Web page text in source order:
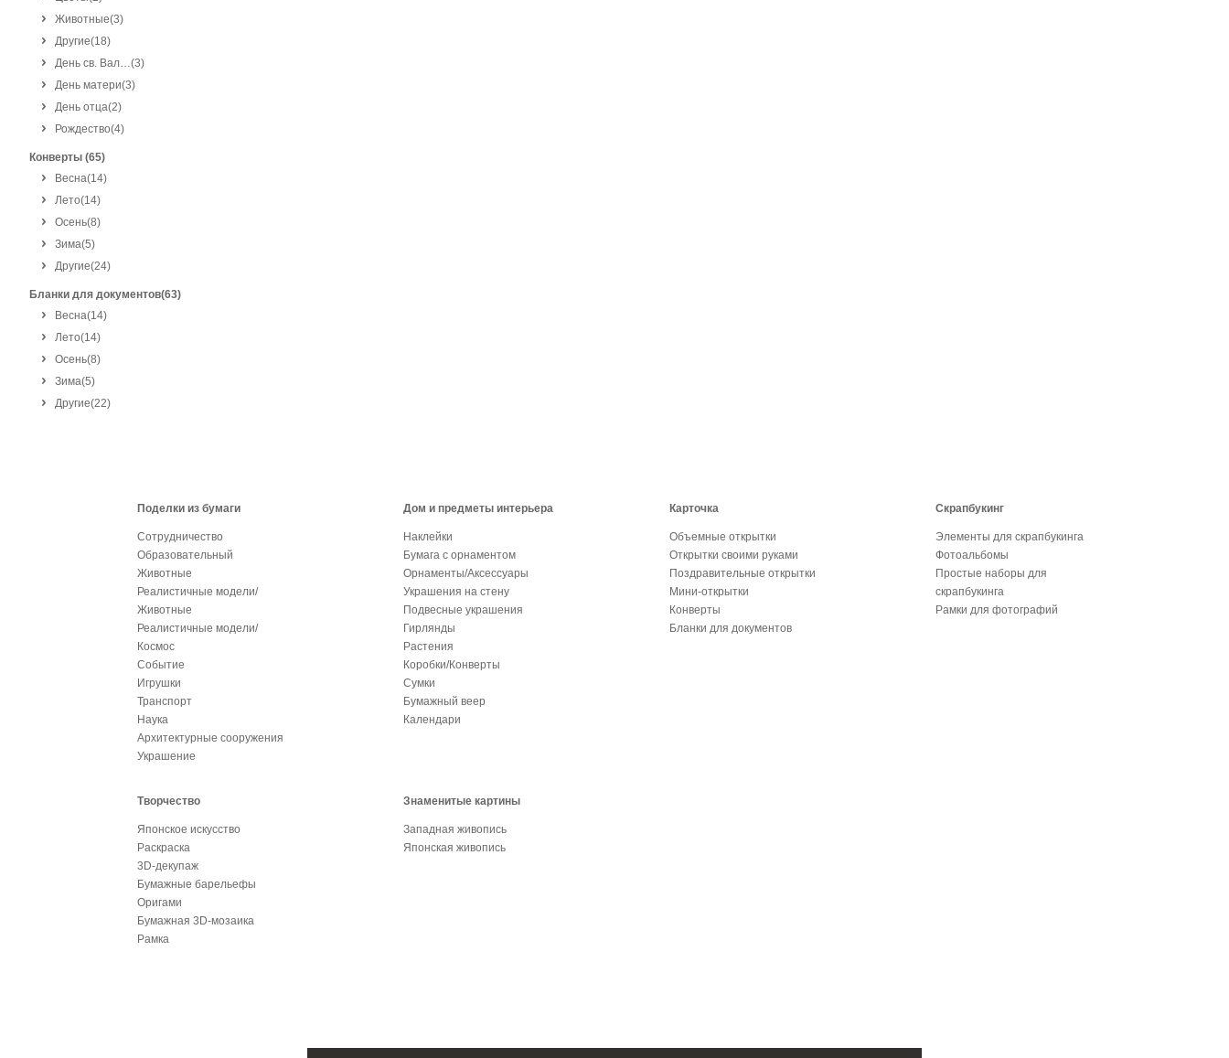
Животные(3)
Другие(18)
День св. Вал…(3)
День матери(3)
День отца(2)
Рождество(4)
Конверты (65)
Весна(14)
Лето(14)
Осень(8)
Зима(5)
Другие(24)
Бланки для документов(63)
Весна(14)
Лето(14)
Осень(8)
Зима(5)
Другие(22)
Поделки из бумаги
Сотрудничество
Образовательный
Животные
Реалистичные модели/
Животные
Реалистичные модели/
Космос
Событие
Игрушки
Транспорт
Наука
Архитектурные сооружения
Украшение
Дом и предметы интерьера
Наклейки
Бумага с орнаментом
Орнаменты/Аксессуары
Украшения на стену
Подвесные украшения
Гирлянды
Растения
Коробки/Конверты
Сумки
Бумажный веер
Календари
Карточка
Объемные открытки
Открытки своими руками
Поздравительные открытки
Мини-открытки
Конверты
Бланки для документов
Скрапбукинг
Элементы для скрапбукинга
Фотоальбомы
Простые наборы для
скрапбукинга
Рамки для фотографий
Творчество
Японское искусство
Раскраска
3D-декупаж
Бумажные барельефы
Оригами
Бумажная 3D-мозаика
Рамка
Знаменитые картины
Западная живопись
Японская живопись